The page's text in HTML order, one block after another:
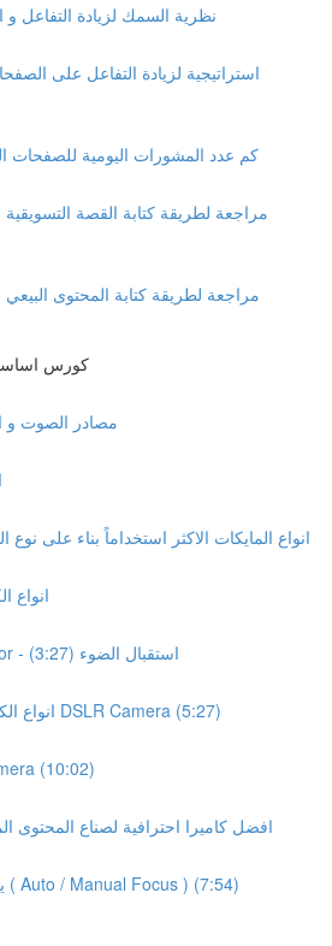
نظرية السمك لزيادة التفاعل و
استراتيجية لزيادة التفاعل على
كم عدد المشورات اليومية للصفحات
مراجعة لطريقة كتابة القصة التسويقية
مراجعة لطريقة كتابة المحتوى البيعي
كورس
مصادر الصوت و
انواع المايكات الاكثر استخداماً بناء على نوع
انواع
Camera Sensor - استقبال الضوء (3:27)
انواع الكاميرات الرقمية DSLR Camera (5:27)
(10:02)
افضل كاميرا احترافية لصناع المحتوى
يعنى ايه فوكاس ( Auto / Manual Focus ) (7:54)